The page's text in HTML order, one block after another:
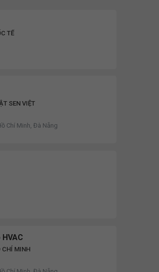
TẾ
SEN VIỆT
Chí Minh, Đà Nẵng
CHÍ MINH